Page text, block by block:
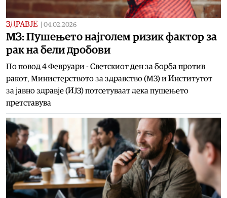
ЗДРАВЈЕ 04.02.2026
МЗ: Пушењето најголем ризик фактор за
рак на бели дробови
По повод 4 Февруари - Светскиот ден за борба против
ракот, Министерството за здравство (МЗ) и Институтот
за јавно здравје (ИЈЗ) потсетуваат дека пушењето
претставува